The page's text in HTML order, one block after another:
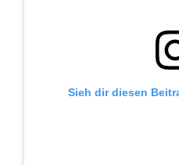
Sieh dir diesen